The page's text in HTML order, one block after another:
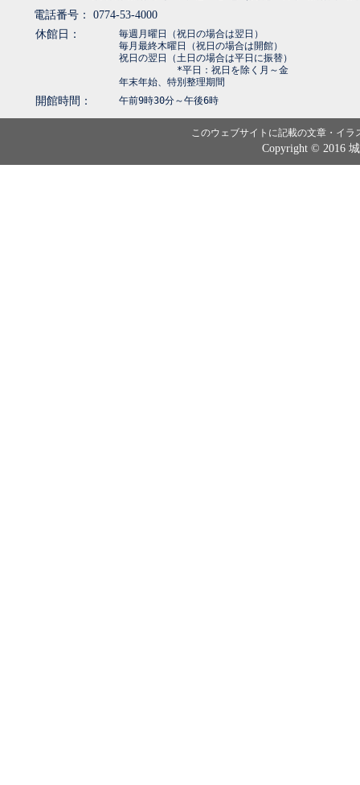
電話番号： 0774-53-4000
休館日：
毎週月曜日（祝日の場合は翌日）
毎月最終木曜日（祝日の場合は開館）
祝日の翌日（土日の場合は平日に振替）
*平日：祝日を除く月～金
年末年始、特別整理期間
開館時間： 午前9時30分～午後6時
このウェブサイトに記載の文章・イ
Copyright © 2016